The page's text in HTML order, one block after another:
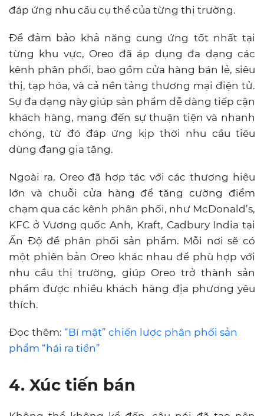
đáp ứng nhu cầu cụ thể của từng thị trường.
Để đảm bảo khả năng cung ứng tốt nhất tại
từng khu vực, Oreo đã áp dụng đa dạng các
kênh phân phối, bao gồm cửa hàng bán lẻ, siêu
thị, tạp hóa, và cả nền tảng thương mại điện tử.
Sự đa dạng này giúp sản phẩm dễ dàng tiếp cận
khách hàng, mang đến sự thuận tiện và nhanh
chóng, từ đó đáp ứng kịp thời nhu cầu tiêu
dùng đang gia tăng.
Ngoài ra, Oreo đã hợp tác với các thương hiệu
lớn và chuỗi cửa hàng để tăng cường điểm
chạm qua các kênh phân phối, như McDonald’s,
KFC ở Vương quốc Anh, Kraft, Cadbury India tại
Ấn Độ để phân phối sản phẩm. Mỗi nơi sẽ có
một phiên bản Oreo khác nhau để phù hợp với
nhu cầu thị trường, giúp Oreo trở thành sản
phẩm được nhiều khách hàng địa phương yêu
thích.
Đọc thêm: “Bí mật” chiến lược phân phối sản
phẩm “hái ra tiền”
4. Xúc tiến bán